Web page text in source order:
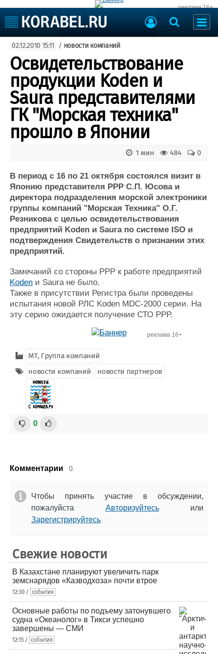
реклама 16+
Судоходство
Судоремонт
События
Пресс-релизы
Порты
Рыболовство
ВМФ
Образование
Яхты и катера
Еще
Судостроение
Компании
Репутация
Работа
Крюинг
Журнал
Реклама
Доска объявлений
Оборудование
Изделия
Материалы
Услуги
Конференции
Выставки и семинары
Личности
Словарь
Флот
Форум
Отзывы
Все службы
02.12.2010 15:11 / новости компаний
Освидетельствование
продукции Koden и
Saura представителями
ГК "Морская техника"
прошло в Японии
0
484
1 мин
В период с 16 по 21 октября состоялся визит в
Японию представителя РРР С.П. Юсова и
директора подразделения морской электроники
группы компаний "Морская Техника" О.Г.
Резникова с целью освидетельствования
предприятий Koden и Saura по системе ISO и
подтверждения Свидетельств о признании этих
предприятий.
Замечаний со стороны РРР к работе предприятий
Koden и Saura не было.
Также в присутствии Регистра были проведены
испытания новой РЛС Koden MDC-2000 серии. На
эту серию ожидается получение СТО РРР.
реклама 16+
МТ, Группа компаний
новости компаний
новости партнеров
0
Комментарии 0.
Чтобы принять участие в обсуждении,
пожалуйста Авторизуйтесьили
Зарегистрируйтесь
Свежие новости
В Казахстане планируют увеличить парк
земснарядов «Казводхоза» почти втрое
12:30 / события
Основные работы по подъему затонувшего
судна «Океанолог» в Тикси успешно
завершены — СМИ
12:15 / события